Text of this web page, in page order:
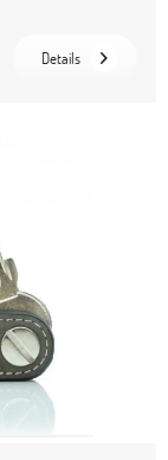
Details